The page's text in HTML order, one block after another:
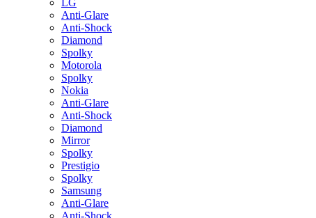
LG
Anti-Glare
Anti-Shock
Diamond
Spolky
Motorola
Spolky
Nokia
Anti-Glare
Anti-Shock
Diamond
Mirror
Spolky
Prestigio
Spolky
Samsung
Anti-Glare